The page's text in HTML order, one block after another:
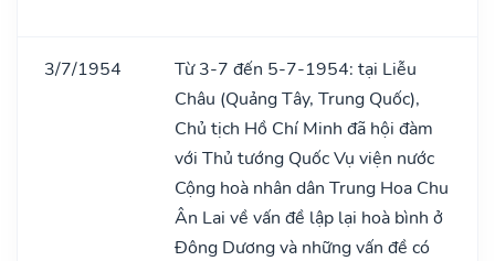
3/7/1954
Từ 3-7 đến 5-7-1954: tại Liễu
Châu (Quảng Tây, Trung Quốc),
Chủ tịch Hồ Chí Minh đã hội đàm
với Thủ tướng Quốc Vụ viện nước
Cộng hoà nhân dân Trung Hoa Chu
Ân Lai về vấn đề lập lại hoà bình ở
Đông Dương và những vấn đề có